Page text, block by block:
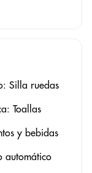
Silla ruedas
Toallas
y bebidas
automático